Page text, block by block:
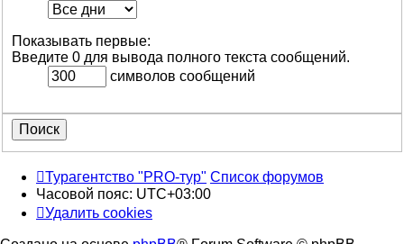
Показывать первые:
Введите 0 для вывода полного текста сообщений.
символов сообщений
Турагентство "PRO-тур" Список форумов
Часовой пояс: UTC+03:00
Удалить cookies